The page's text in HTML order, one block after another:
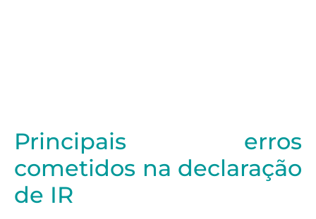
Principais erros
cometidos na declaração
de IR